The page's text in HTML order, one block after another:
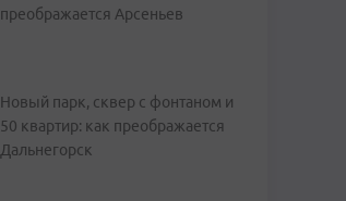
преображается Арсеньев
Новый парк, сквер с фонтаном и
50 квартир: как преображается
Дальнегорск